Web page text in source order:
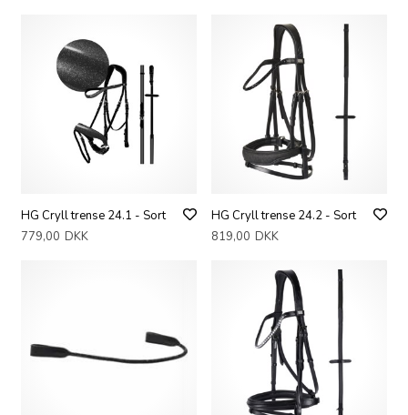
HG Cryll trense 24.1 - Sort
779,00 DKK
HG Cryll trense 24.2 - Sort
819,00 DKK